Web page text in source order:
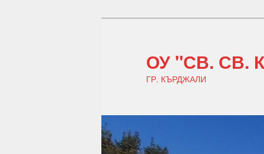
ОУ "СВ. СВ.
ГР. КЪРДЖАЛИ